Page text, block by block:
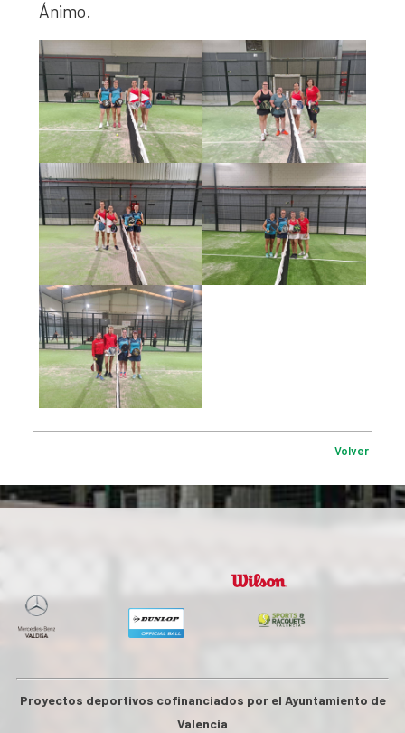
Ánimo.
Volver
Proyectos deportivos cofinanciados por el Ayuntamiento de
Valencia